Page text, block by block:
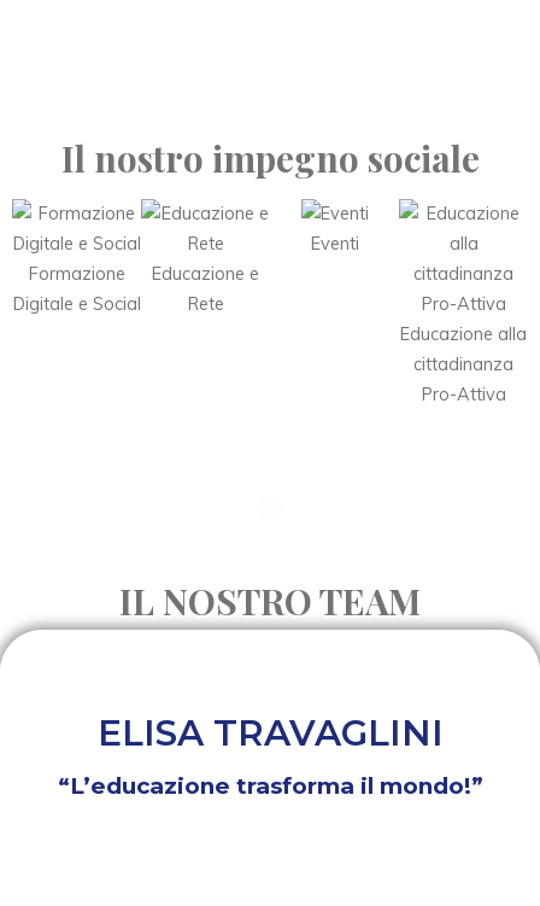
Il nostro impegno sociale
Formazione
Digitale e Social
Educazione e
Rete
Eventi
Educazione alla
cittadinanza
Pro-Attiva
IL NOSTRO TEAM
ELISA TRAVAGLINI
“L’educazione trasforma il mondo!”